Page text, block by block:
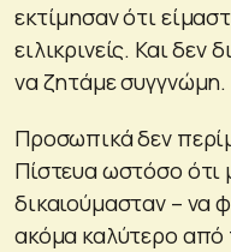
εκτίμησαν ότι
ειλικρινείς. Και
να ζητάμε συγγνώμη.
Προσωπικά δεν
Πίστευα ωστόσο ότι
δικαιούμασταν – να
ακόμα καλύτερο από